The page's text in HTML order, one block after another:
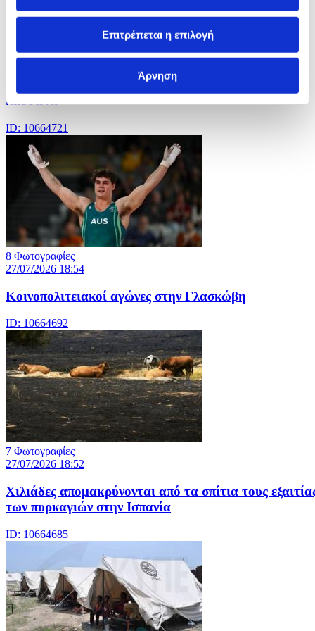
Επιτρέπεται η επιλογή
Άρνηση
27/07/2026 18:57
Ξηρασία στην Ουαλία μετά τον παρατεταμένο
καύσωνα
ID: 10664721
8 Φωτογραφίες
27/07/2026 18:54
Κοινοπολιτειακοί αγώνες στην Γλασκώβη
ID: 10664692
7 Φωτογραφίες
27/07/2026 18:52
Χιλιάδες απομακρύνονται από τα σπίτια τους
των πυρκαγιών στην Ισπανία
ID: 10664685